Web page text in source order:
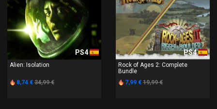
PS4
Alien: Isolation
8,74 € 34,99 €
PS4
Rock of Ages 2: Complete
Bundle
7,99 € 19,99 €